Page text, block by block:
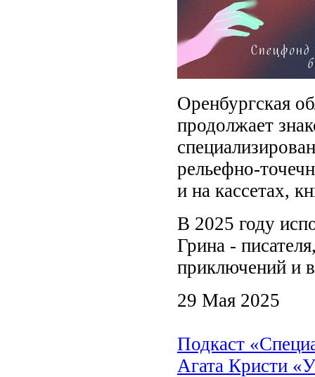
Оренбургская
продолжает
рельефно-
и на кассетах,
В 2025 году
Грина -
приключений и
29 Мая 2025
Подкаст
Агата Кристи